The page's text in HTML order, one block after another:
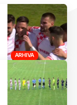
ARHIVA